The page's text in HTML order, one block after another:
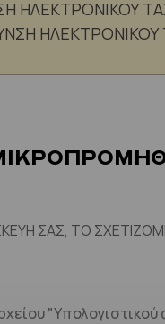
ΗΛΕΚΤΡΟΝΙΚΟΥ
ΣΑΣ, ΤΟ
"Υπολογιστικού